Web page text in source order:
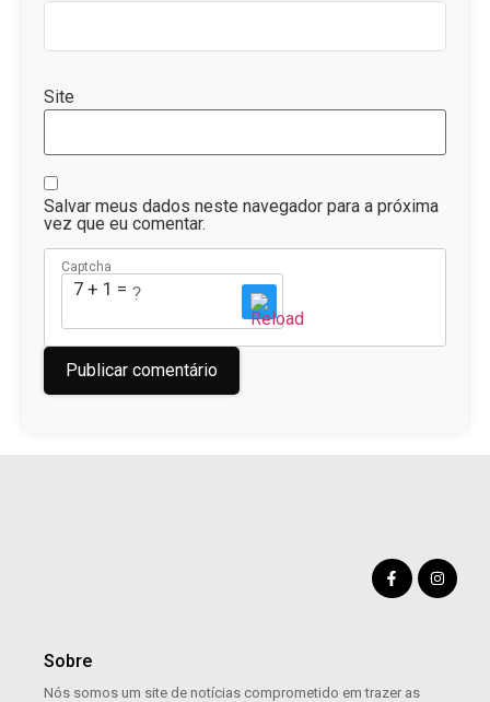
Site
Salvar meus dados neste navegador para a próxima
vez que eu comentar.
Captcha
7 + 1 = ?
Sobre
Nós somos um site de notícias comprometido em trazer as